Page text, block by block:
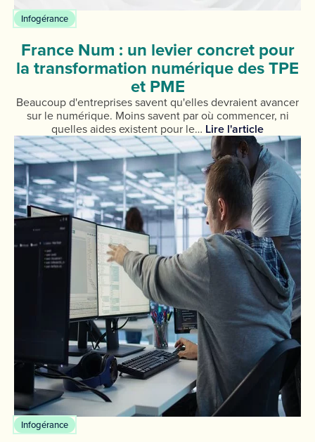
Infogérance
France Num : un levier concret pour
la transformation numérique des TPE
et PME
Beaucoup d'entreprises savent qu'elles devraient avancer
sur le numérique. Moins savent par où commencer, ni
quelles aides existent pour le… Lire l'article
Infogérance